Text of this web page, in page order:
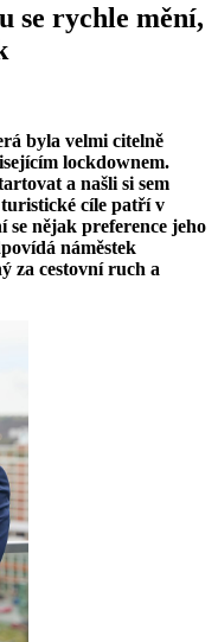
se rychle mění,
byla velmi citelně
lockdownem.
a našli si sem
cíle patří v
se nějak preference jeho
náměstek
za cestovní ruch a